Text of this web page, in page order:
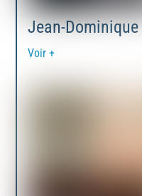
Jean-
Voir +